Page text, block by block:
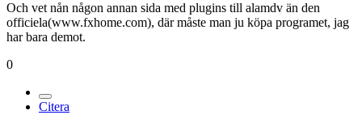
Och vet nån någon annan sida med plugins till alamdv än den
officiela(www.fxhome.com), där måste man ju köpa programet, jag
har bara demot.
0
Citera